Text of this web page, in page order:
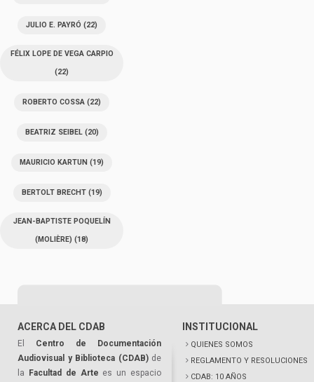
JULIO E. PAYRÓ (22)
FÉLIX LOPE DE VEGA CARPIO
(22)
ROBERTO COSSA (22)
BEATRIZ SEIBEL(20)
MAURICIO KARTUN (19)
BERTOLT BRECHT(19)
JEAN-BAPTISTE POQUELÍN
(MOLIÈRE) (18)
ACERCA DEL CDAB
El Centro de Documentación
Audiovisual y Biblioteca (CDAB)de
la
Facultad de Arte es un espacio
INSTITUCIONAL
QUIENES SOMOS
REGLAMENTO Y RESOLUCIONES
CDAB: 10 AÑOS